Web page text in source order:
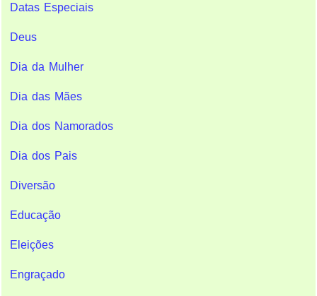
Datas Especiais
Deus
Dia da Mulher
Dia das Mães
Dia dos Namorados
Dia dos Pais
Diversão
Educação
Eleições
Engraçado